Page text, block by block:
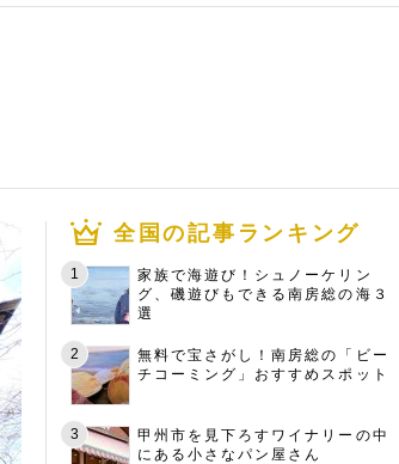
全国の記事ランキング
家族で海遊び！シュノーケリン
グ、磯遊びもできる南房総の海３
選
無料で宝さがし！南房総の「ビー
チコーミング」おすすめスポット
甲州市を見下ろすワイナリーの中
にある小さなパン屋さん